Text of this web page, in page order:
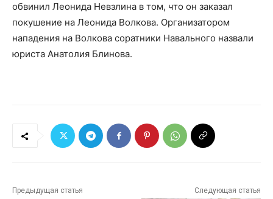
обвинил Леонида Невзлина в том, что он заказал
покушение на Леонида Волкова. Организатором
нападения на Волкова соратники Навального назвали
юриста Анатолия Блинова.
Предыдущая статья Следующая статья